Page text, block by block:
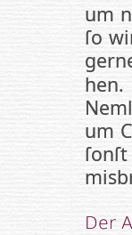
um
ſo
um
Der